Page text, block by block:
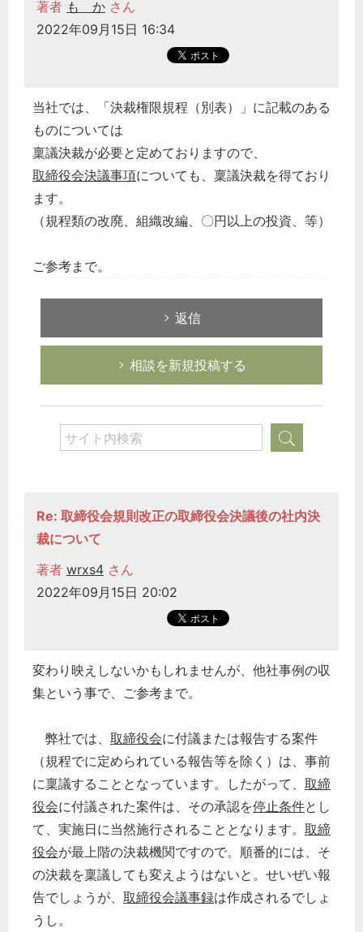
著者 も か さん
2022年09月15日 16:34
当社では、「決裁権限規程（別表）」に記載のある
ものについては
稟議決裁が必要と定めておりますので、
取締役会決議事項についても、稟議決裁を得ており
ます。
（規程類の改廃、組織改編、〇円以上の投資、等）
ご参考まで。
返信
相談を新規投稿する
Re: 取締役会規則改正の取締役会決議後の社内決
裁について
著者 wrxs4 さん
2022年09月15日 20:02
変わり映えしないかもしれませんが、他社事例の収
集という事で、ご参考まで。
弊社では、 取締役会に付議または報告する案件
（規程でに定められている報告等を除く）は、事前
に稟議することとなっています。したがって、 取締
役会に付議された案件は、その承認を停止条件とし
て、実施日に当然施行されることとなります。 取締
役会が最上階の決裁機関ですので。順番的には、そ
の決裁を稟議しても変えようはないと。せいぜい報
告でしょうが、 取締役会議事録は作成されるでしょ
うし。